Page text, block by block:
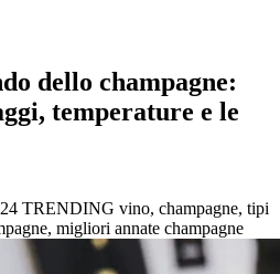
dello champagne:
temperature e le
TRENDING vino, champagne, tipi
migliori annate champagne